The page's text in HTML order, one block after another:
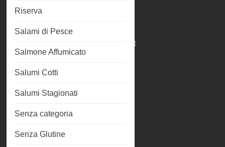
Riserva
Salami di Pesce
Salmone Affumicato
Salumi Cotti
Salumi Stagionati
Senza categoria
Senza Glutine
Il mio account